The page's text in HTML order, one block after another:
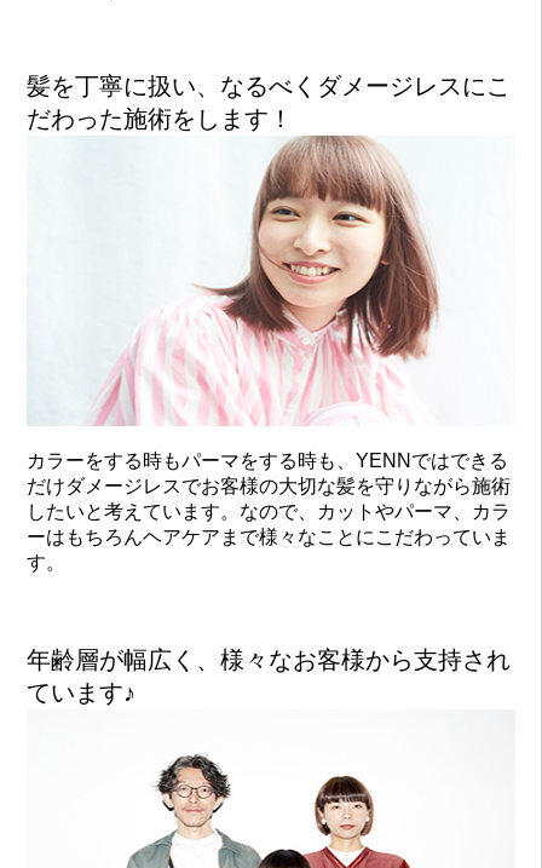
髪を丁寧に扱い、なるべくダメージレスにこ
だわった施術をします！
カラーをする時もパーマをする時も、YENNではできる
だけダメージレスでお客様の大切な髪を守りながら施術
したいと考えています。なので、カットやパーマ、カラ
ーはもちろんヘアケアまで様々なことにこだわっていま
す。
年齢層が幅広く、様々なお客様から支持され
ています♪